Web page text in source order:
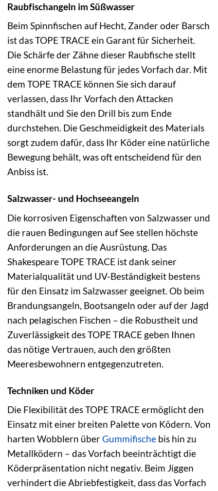
Raubfischangeln im Süßwasser
Beim Spinnfischen auf Hecht, Zander oder Barsch
ist das TOPE TRACE ein Garant für Sicherheit.
Die Schärfe der Zähne dieser Raubfische stellt
eine enorme Belastung für jedes Vorfach dar. Mit
dem TOPE TRACE können Sie sich darauf
verlassen, dass Ihr Vorfach den Attacken
standhält und Sie den Drill bis zum Ende
durchstehen. Die Geschmeidigkeit des Materials
sorgt zudem dafür, dass Ihr Köder eine natürliche
Bewegung behält, was oft entscheidend für den
Anbiss ist.
Salzwasser- und Hochseeangeln
Die korrosiven Eigenschaften von Salzwasser und
die rauen Bedingungen auf See stellen höchste
Anforderungen an die Ausrüstung. Das
Shakespeare TOPE TRACE ist dank seiner
Materialqualität und UV-Beständigkeit bestens
für den Einsatz im Salzwasser geeignet. Ob beim
Brandungsangeln, Bootsangeln oder auf der Jagd
nach pelagischen Fischen – die Robustheit und
Zuverlässigkeit des TOPE TRACE geben Ihnen
das nötige Vertrauen, auch den größten
Meeresbewohnern entgegenzutreten.
Techniken und Köder
Die Flexibilität des TOPE TRACE ermöglicht den
Einsatz mit einer breiten Palette von Ködern. Von
harten Wobblern überGummifische bis hin zu
Metallködern – das Vorfach beeinträchtigt die
Köderpräsentation nicht negativ. Beim Jiggen
verhindert die Abriebfestigkeit, dass das Vorfach